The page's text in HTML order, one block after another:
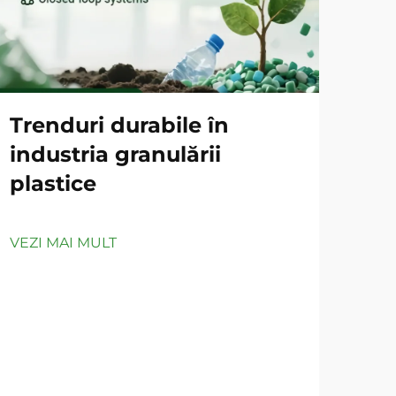
Trenduri durabile în
industria granulării
plastice
VEZI MAI MULT